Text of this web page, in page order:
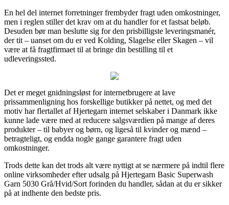
En hel del internet forretninger frembyder fragt uden omkostninger,
men i reglen stiller det krav om at du handler for et fastsat beløb.
Desuden bør man beslutte sig for den prisbilligste leveringsmanér,
der tit – uanset om du er ved Kolding, Slagelse eller Skagen – vil
være at få fragtfirmaet til at bringe din bestilling til et
udleveringssted.
Det er meget gnidningsløst for internetbrugere at lave
prissammenligning hos forskellige butikker på nettet, og med det
motiv har flertallet af Hjertegarn internet selskaber i Danmark ikke
kunne lade være med at reducere salgsværdien på mange af deres
produkter – til babyer og børn, og ligeså til kvinder og mænd –
betragteligt, og endda nogle gange garantere fragt uden
omkostninger.
Trods dette kan det trods alt være nyttigt at se nærmere på indtil flere
online virksomheder efter udsalg på Hjertegarn Basic Superwash
Garn 5030 Grå/Hvid/Sort forinden du handler, sådan at du er sikker
på at indhente den bedste pris.